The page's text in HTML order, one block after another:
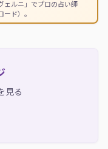
ェルニ」でプロの占い師
ド）。
見る